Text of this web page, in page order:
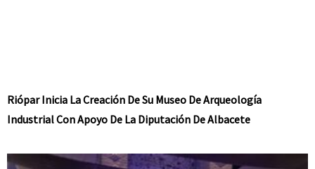
Riópar Inicia La Creación De Su Museo De Arqueología
Industrial Con Apoyo De La Diputación De Albacete